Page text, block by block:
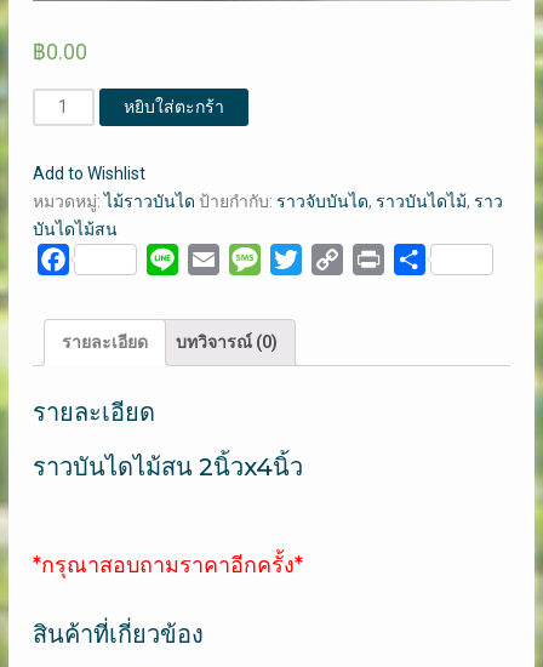
฿0.00
จำนวน
ราว
บันได
ราว
บันได
ไม้
2นิ้วx4นิ้ว
หยิบใส่ตะกร้า
Add to Wishlist
หมวดหมู่:ไม้ราวบันได ป้ายกำกับ: ราวจับบันได, ราวบันไดไม้, ราว
บันไดไม้สน
Facebook Line Email MessageTwitterCopy
Print Share
รายละเอียด บทวิจารณ์ (0)
รายละเอียด
ราวบันไดไม้สน 2นิ้วx4นิ้ว
*กรุณาสอบถามราคาอีกครั้ง*
สินค้าที่เกี่ยวข้อง